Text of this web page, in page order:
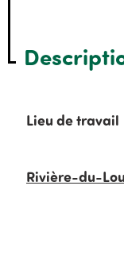
Lieu de travail
Rivière-du-